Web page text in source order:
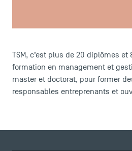
Campus tour
Accréditations
TSM, c’est plus de 20 diplômes et
formation en management et
master et doctorat, pour former
responsables entreprenants et